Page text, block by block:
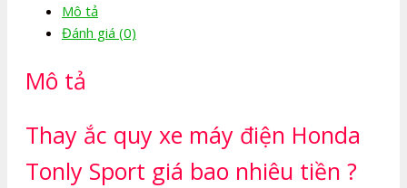
máy
điện
Tonly
số
lượng
Mô tả
Đánh giá (0)
Mô tả
Thay ắc quy xe máy điện Honda
Tonly Sport giá bao nhiêu tiền ?